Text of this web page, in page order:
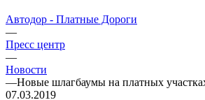
Автодор - Платные Дороги
—
Пресс центр
—
Новости
—Новые шлагбаумы на платных
07.03.2019